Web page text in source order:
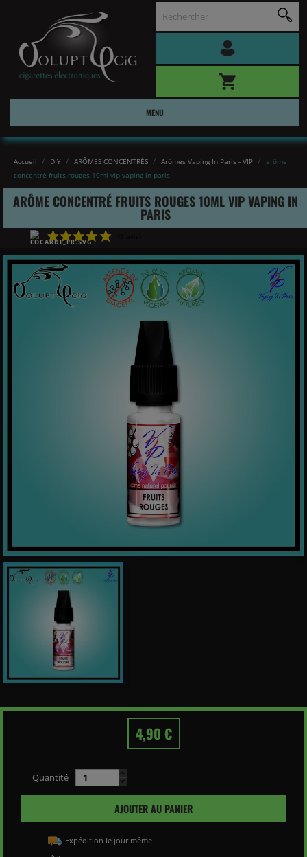
MENU
Accueil DIY ARÔMES CONCENTRÉS Arômes Vaping In Paris - VIP
arôme
concentré fruits rouges 10ml vip vaping in paris
ARÔME CONCENTRÉ FRUITS ROUGES 10ML VIP VAPING IN
PARIS
(3 avis)
4,90 €
Quantité
AJOUTER AU PANIER
Expédition le jour même